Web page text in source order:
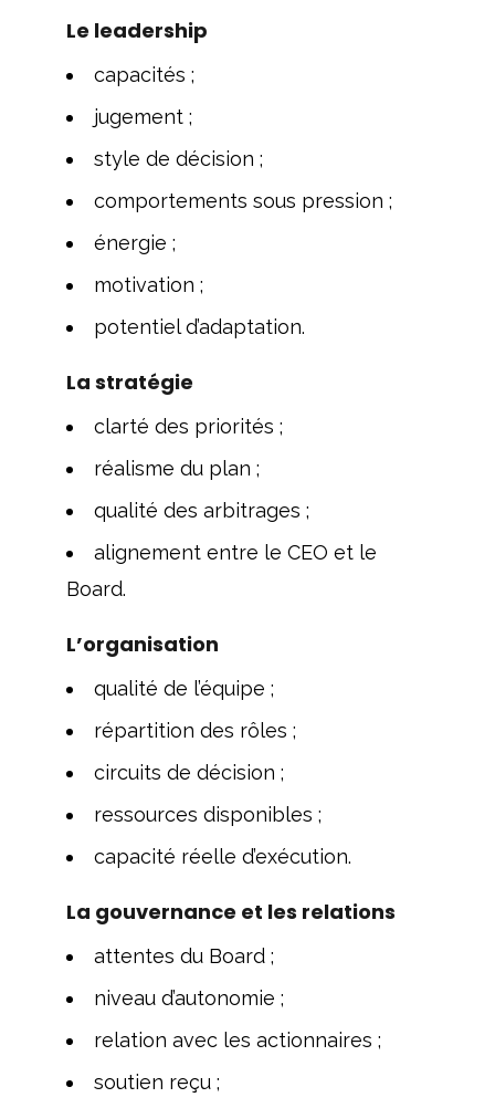
Le leadership
capacités ;
jugement ;
style de décision ;
comportements sous pression ;
énergie ;
motivation ;
potentiel d’adaptation.
La stratégie
clarté des priorités ;
réalisme du plan ;
qualité des arbitrages ;
alignement entre le CEO et le
Board.
L’organisation
qualité de l’équipe ;
répartition des rôles ;
circuits de décision ;
ressources disponibles ;
capacité réelle d’exécution.
La gouvernance et les relations
attentes du Board ;
niveau d’autonomie ;
relation avec les actionnaires ;
soutien reçu ;